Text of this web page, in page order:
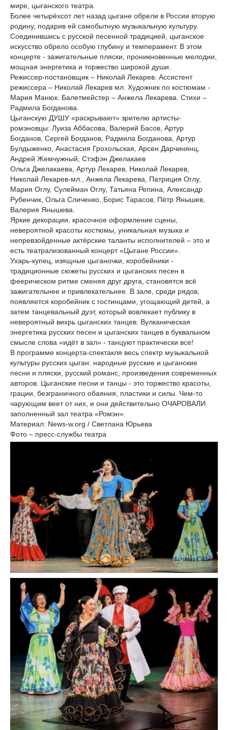
мире, цыганского театра.
Более четырёхсот лет назад цыгане обрели в России вторую
родину, подарив ей самобытную музыкальную культуру.
Соединившись с русской песенной традицией, цыганское
искусство обрело особую глубину и темперамент. В этом
концерте - зажигательные пляски, проникновенные мелодии,
мощная энергетика и торжество широкой души.
Режиссер-постановщик – Николай Лекарев. Ассистент
режиссера – Николай Лекарев мл. Художник по костюмам -
Мария Манюк. Балетмейстер – Анжела Лекарева. Стихи –
Радмила Богданова.
Цыганскую ДУШУ «раскрывают» зрителю артисты-
ромэновцы: Луиза Аббасова, Валерий Басов, Артур
Богданов, Сергей Богданов, Радмила Богданова, Артур
Булдыженко, Анастасия Грохольская, Арсен Дарчинянц,
Андрей Жемчужный, Стэфэн Джелакаев
Ольга Джелакаева, Артур Лекарев, Николай Лекарев,
Николай Лекарев-мл., Анжела Лекарева, Патриция Оглу,
Мария Оглу, Сулейман Оглу, Татьяна Репина, Александр
Рубенчик, Ольга Сличенко, Борис Тарасов, Пётр Янышев,
Валерия Янышева.
Яркие декорации, красочное оформление сцены,
невероятной красоты костюмы, уникальная музыка и
непревзойденные актёрские таланты исполнителей – это и
есть театрализованный концерт «Цыгане России».
Ухарь-купец, изящные цыганочки, коробейники -
традиционные сюжеты русских и цыганских песен в
феерическом ритме сменяя друг друга, становятся всё
зажигательнее и привлекательнее. В зале, среди рядов,
появляется коробейник с гостинцами, угощающий детей, а
затем танцевальный дуэт, который вовлекает публику в
невероятный вихрь цыганских танцев. Вулканическая
энергетика русских песен и цыганских танцев в буквальном
смысле слова «идёт в зал» - танцуют практически все!
В программе концерта-спектакля весь спектр музыкальной
культуры русских цыган: народные русские и цыганские
песни и пляски, русский романс, произведения современных
авторов. Цыганские песни и танцы - это торжество красоты,
грации, безграничного обаяния, пластики и силы. Чем-то
чарующим веет от них, и они действительно ОЧАРОВАЛИ
заполненный зал театра «Ромэн».
Материал: News-w.org / Светлана Юрьева
Фото – пресс-службы театра